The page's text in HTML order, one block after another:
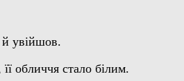
увійшов.
обличчя стало білим.